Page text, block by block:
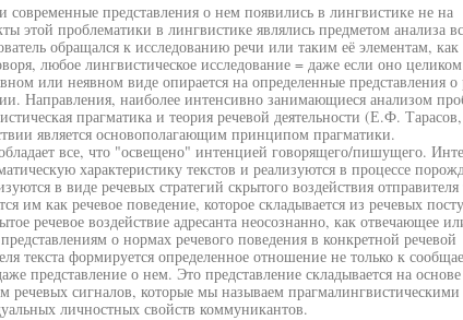
представления о нем появились в лингвистике не на
этой проблематики в лингвистике являлись предметом анализа
обращался к исследованию речи или таким её элементам, как
любое лингвистическое исследование = даже если оно целиком
или неявном виде опирается на определенные представления о
Направления, наиболее интенсивно занимающиеся анализом
прагматика и теория речевой деятельности (Е.Ф.
является основополагающим принципом прагматики.
все, что "освещено" интенцией говорящего/пишущего.
характеристику текстов и реализуются в процессе
в виде речевых стратегий скрытого воздействия отправителя
им как речевое поведение, которое складывается из речевых
речевое воздействие адресанта неосознанно, как отвечающее
о нормах речевого поведения в конкретной речевой
текста формируется определенное отношение не только к
представление о нем. Это представление складывается на основе
речевых сигналов, которые мы называем прагмалингвистическими
личностных свойств коммуникантов.